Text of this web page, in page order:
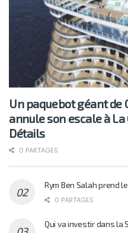
Un paquebot géant de
annule son escale à La
Détails
0 PARTAGES
Rym Ben Salah prend
0 PARTAGES
Qui va investir dans la